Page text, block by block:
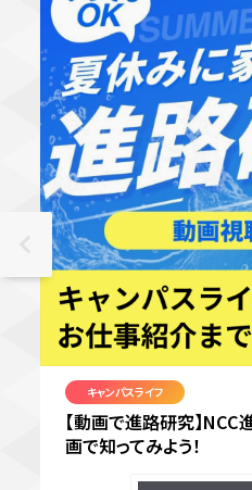
キャンパスライフ
【動画で進路研究】
画で知ってみよう！